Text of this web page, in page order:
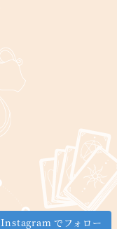
Instagram でフォロー